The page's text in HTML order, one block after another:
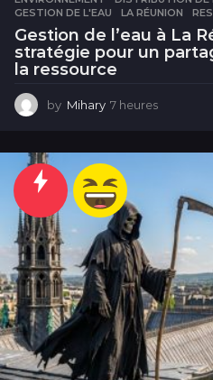
GESTION DE L'EAU
,LA RÉUNION ,
Gestion de l’eau à La
stratégie pour un
la ressource
by Mihary 7 heures
u